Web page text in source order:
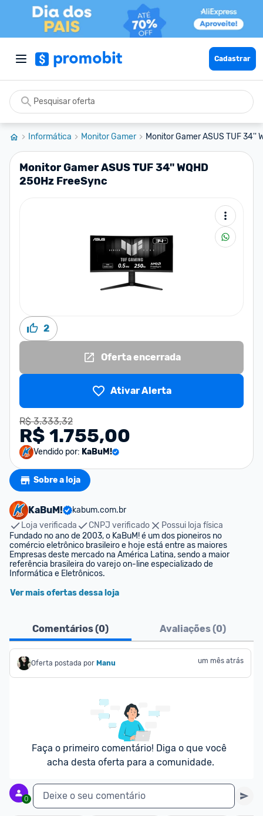
Cadastrar
Informática Monitor Gamer Monitor Gamer ASUS TUF 34''
Monitor Gamer ASUS TUF 34'' WQHD
250Hz FreeSync
2
Oferta encerrada
Ativar Alerta
R$ 3.333,32
R$ 1.755,00
Vendido por: KaBuM!
Sobre a loja
KaBuM!
kabum.com.br
Loja verificada
CNPJ verificado
Possui loja física
Fundado no ano de 2003, o KaBuM! é um dos pioneiros no
comércio eletrônico brasileiro e hoje está entre as maiores
Empresas deste mercado na América Latina, sendo a maior
referência brasileira do varejo on-line especializado de
Informática e Eletrônicos.
Ver mais ofertas dessa loja
Comentários (0) Avaliações (0)
Oferta postada por Manu um mês atrás
Faça o primeiro comentário! Diga o que você
acha desta oferta para a comunidade.
0 Deixe o seu comentário